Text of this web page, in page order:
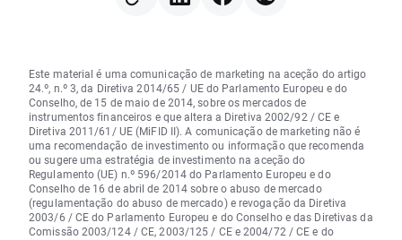
Este material é uma comunicação de marketing na aceção do artigo
24.º, n.º 3, da Diretiva 2014/65 / UE do Parlamento Europeu e do
Conselho, de 15 de maio de 2014, sobre os mercados de
instrumentos financeiros e que altera a Diretiva 2002/92 / CE e
Diretiva 2011/61/ UE (MiFID II). A comunicação de marketing não é
uma recomendação de investimento ou informação que recomenda
ou sugere uma estratégia de investimento na aceção do
Regulamento (UE) n.º 596/2014 do Parlamento Europeu e do
Conselho de 16 de abril de 2014 sobre o abuso de mercado
(regulamentação do abuso de mercado) e revogação da Diretiva
2003/6 / CE do Parlamento Europeu e do Conselho e das Diretivas da
Comissão 2003/124 / CE, 2003/125 / CE e 2004/72 / CE e do